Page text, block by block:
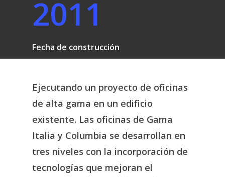
2011
Fecha de construcción
Ejecutando un proyecto de oficinas
de alta gama en un edificio
existente. Las oficinas de Gama
Italia y Columbia se desarrollan en
tres niveles con la incorporación de
tecnologías que mejoran el